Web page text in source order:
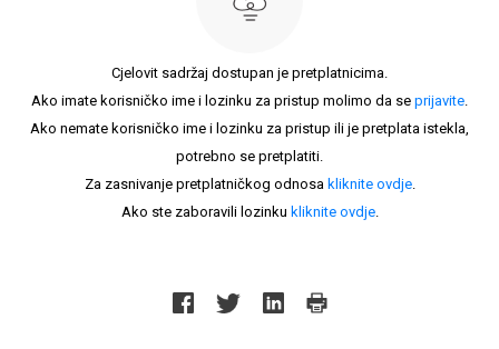
Cjelovit sadržaj dostupan je pretplatnicima.
Ako imate korisničko ime i lozinku za pristup molimo da se prijavite.
Ako nemate korisničko ime i lozinku za pristup ili je pretplata istekla,
potrebno se pretplatiti.
Za zasnivanje pretplatničkog odnosa kliknite ovdje.
Ako ste zaboravili lozinku kliknite ovdje.